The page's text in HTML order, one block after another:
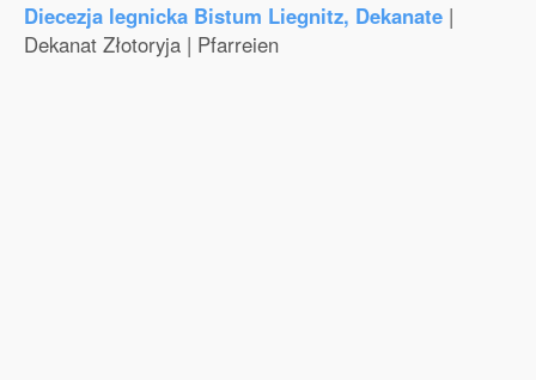
Diecezja legnicka Bistum Liegnitz, Dekanate |
Dekanat Złotoryja | Pfarreien